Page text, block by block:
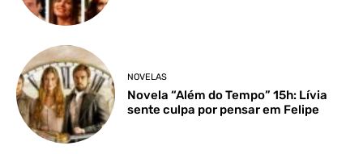
NOVELAS
Novela “Além do Tempo” 15h: Lívia
sente culpa por pensar em Felipe